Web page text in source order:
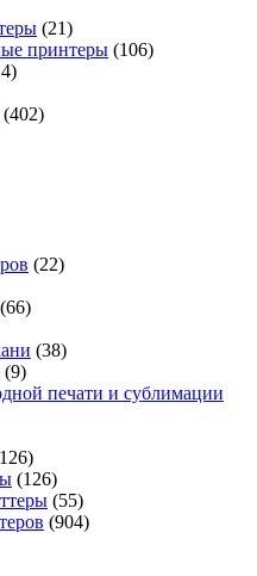
(21)
принтеры (106)
(402)
(22)
(66)
(38)
(9)
печати и сублимации
(126)
(55)
(904)